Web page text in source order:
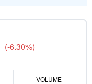
(-6.30%)
VOLUME